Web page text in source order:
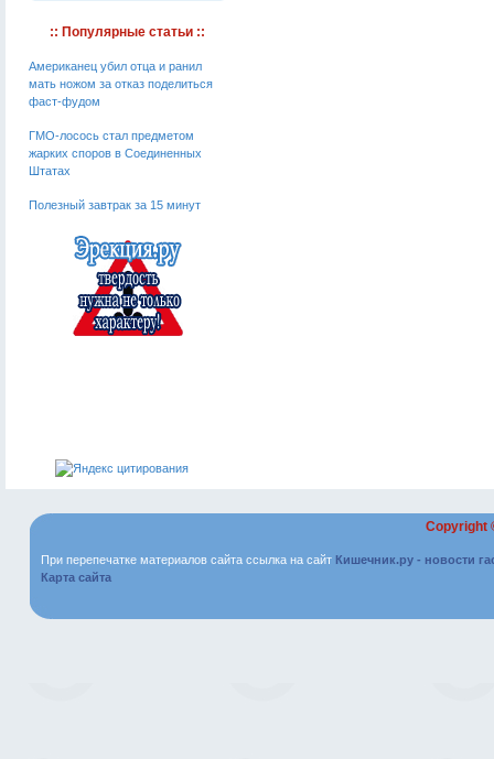
:: Популярные статьи ::
Американец убил отца и ранил
мать ножом за отказ поделиться
фаст-фудом
ГМО-лосось стал предметом
жарких споров в Соединенных
Штатах
Полезный завтрак за 15 минут
Copyright
При перепечатке материалов сайта ссылка на сайт Кишечник.ру - новости
Карта сайта